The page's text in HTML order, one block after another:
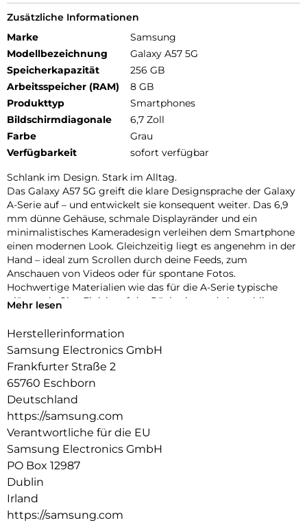
Zusätzliche Informationen
Marke
Samsung
Modellbezeichnung
Galaxy A57 5G
Speicherkapazität
256 GB
Arbeitsspeicher (RAM)
8 GB
Produkttyp
Smartphones
Bildschirmdiagonale
6,7 Zoll
Farbe
Grau
Verfügbarkeit
sofort verfügbar
Schlank im Design. Stark im Alltag.
Das Galaxy A57 5G greift die klare Designsprache der Galaxy
A-Serie auf – und entwickelt sie konsequent weiter. Das 6,9
mm dünne Gehäuse, schmale Displayränder und ein
minimalistisches Kameradesign verleihen dem Smartphone
einen modernen Look. Gleichzeitig liegt es angenehm in der
Hand – ideal zum Scrollen durch deine Feeds, zum
Anschauen von Videos oder für spontane Fotos.
Hochwertige Materialien wie das für die A-Serie typische
glänzende Glas-Finish auf der Rückseite und ein stabiler
sorgen für die nötige Robustheit im Alltag.
Fließend zoomen
Ruckelfreies Zoomen funktioniert jetzt auch mit der Galaxy
A-Serie: Dank der intuitiven Zoomsteuerung des Galaxy A57
5G kannst du fließend in deine Szenen hineinzoomen. Die
Kamera ermöglicht sanfte Übergänge zwischen den
Zoomstufen, sodass deine Videos stabil und natürlich wirken.
So findest du schnell den passenden Bildausschnitt – von
dynamischer Action hin zu detailreichen Close-ups.
Auf der Überholspur
Mit Wi-Fi 6E verlässt dein Galaxy A57 5G überfüllte
Datenautobahnen und nutzt das moderne 6-GHz-Band, das
weniger ausgelastet ist als andere Frequenzen. Dadurch
Mehr lesen
Herstellerinformation
Samsung Electronics GmbH
Frankfurter Straße 2
65760 Eschborn
Deutschland
https://samsung.com
Verantwortliche für die EU
Samsung Electronics GmbH
PO Box 12987
Dublin
Irland
https://samsung.com